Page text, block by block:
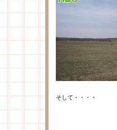
そして・・・・